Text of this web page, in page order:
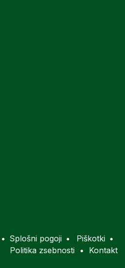
• Splošni pogoji • Piškotki •
Politika zsebnosti • Kontakt